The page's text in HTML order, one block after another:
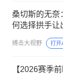
桑切斯的无奈
何选择拱手让
搏击大视野 打开
【2026赛季